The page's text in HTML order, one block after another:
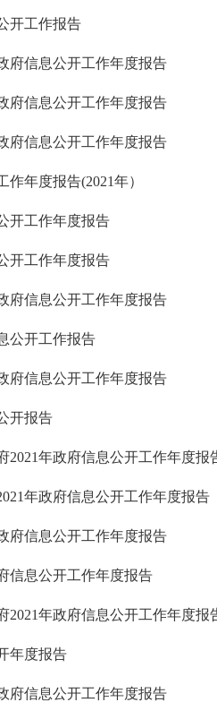
开工作报告
府信息公开工作年度报告
府信息公开工作年度报告
府信息公开工作年度报告
年度报告(2021年）
开工作年度报告
开工作年度报告
府信息公开工作年度报告
公开工作报告
府信息公开工作年度报告
开报告
2021年政府信息公开工作年度报
年政府信息公开工作年度报告
府信息公开工作年度报告
信息公开工作年度报告
2021年政府信息公开工作年度报
年度报告
府信息公开工作年度报告